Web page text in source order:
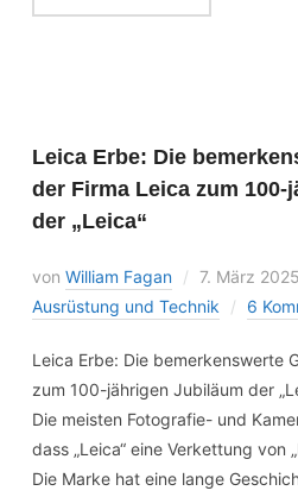
Leica Erbe: Die
der Firma Leica zum
der „Leica“
von William Fagan 7. März 2025
Ausrüstung und Technik
6
Leica Erbe: Die bemerkenswerte
zum 100-jährigen Jubiläum der
Die meisten Fotografie- und
dass „Leica“ eine Verkettung von
Die Marke hat eine lange